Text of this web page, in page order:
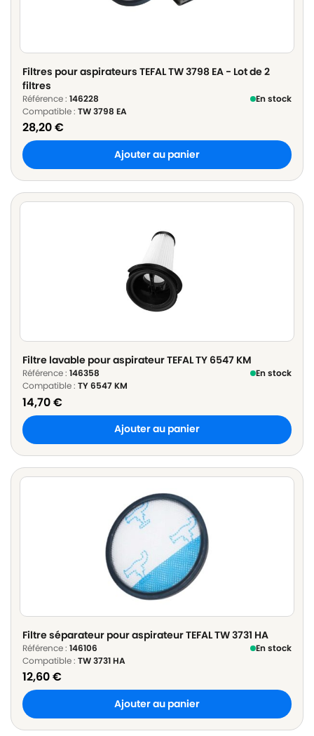
Filtres pour aspirateurs TEFAL TW 3798 EA - Lot de 2
filtres
Référence : 146228
En stock
Compatible : TW 3798 EA
28,20€
Ajouter au panier
Filtre lavable pour aspirateur TEFAL TY 6547 KM
Référence : 146358
En stock
Compatible : TY 6547 KM
14,70€
Ajouter au panier
Filtre séparateur pour aspirateur TEFAL TW 3731 HA
Référence : 146106
En stock
Compatible : TW 3731 HA
12,60€
Ajouter au panier